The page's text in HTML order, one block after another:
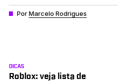
PorMarcelo Rodrigues
DICAS
Roblox: veja lista de